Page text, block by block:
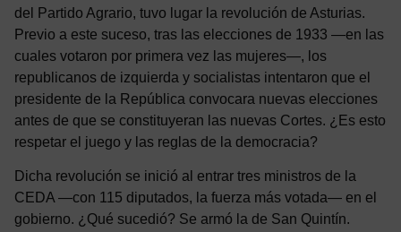
del Partido Agrario, tuvo lugar la revolución de Asturias.
Previo a este suceso, tras las elecciones de 1933 —en las
cuales votaron por primera vez las mujeres—, los
republicanos de izquierda y socialistas intentaron que el
presidente de la República convocara nuevas elecciones
antes de que se constituyeran las nuevas Cortes. ¿Es esto
respetar el juego y las reglas de la democracia?
Dicha revolución se inició al entrar tres ministros de la
CEDA —con 115 diputados, la fuerza más votada— en el
gobierno. ¿Qué sucedió? Se armó la de San Quintín.